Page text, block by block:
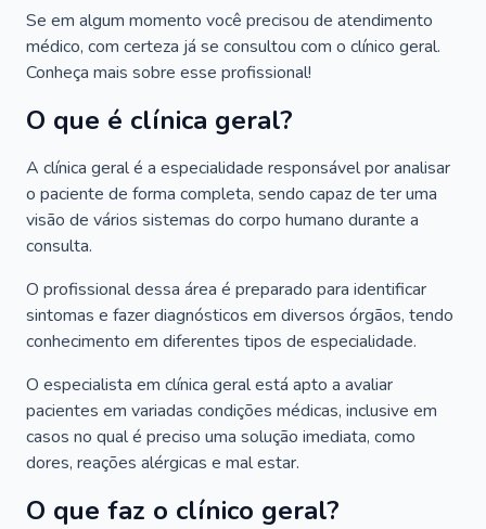
Se em algum momento você precisou de atendimento
médico, com certeza já se consultou com o clínico geral.
Conheça mais sobre esse profissional!
O que é clínica geral?
A clínica geral é a especialidade responsável por analisar
o paciente de forma completa, sendo capaz de ter uma
visão de vários sistemas do corpo humano durante a
consulta.
O profissional dessa área é preparado para identificar
sintomas e fazer diagnósticos em diversos órgãos, tendo
conhecimento em diferentes tipos de especialidade.
O especialista em clínica geral está apto a avaliar
pacientes em variadas condições médicas, inclusive em
casos no qual é preciso uma solução imediata, como
dores, reações alérgicas e mal estar.
O que faz o clínico geral?